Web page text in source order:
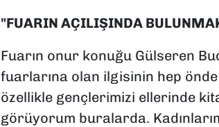
"FUARIN AÇILIŞINDA
Fuarın onur konuğu Gülseren
fuarlarına olan ilgisinin hep
özellikle gençlerimizi ellerinde
görüyorum buralarda.